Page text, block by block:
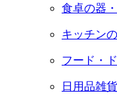
食卓の器
キッチン
フード・
日用品雑